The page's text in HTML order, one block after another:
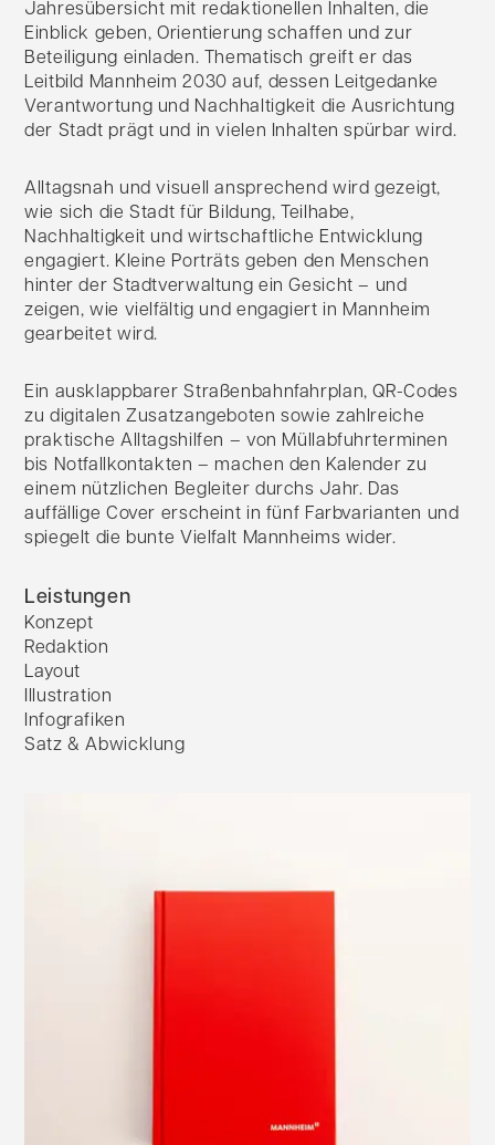
Jahresübersicht mit redaktionellen Inhalten, die
Einblick geben, Orientierung schaffen und zur
Beteiligung einladen. Thematisch greift er das
Leitbild Mannheim 2030 auf, dessen Leitgedanke
Verantwortung und Nachhaltigkeit die Ausrichtung
der Stadt prägt und in vielen Inhalten spürbar wird.
Alltagsnah und visuell ansprechend wird gezeigt,
wie sich die Stadt für Bildung, Teilhabe,
Nachhaltigkeit und wirtschaftliche Entwicklung
engagiert. Kleine Porträts geben den Menschen
hinter der Stadtverwaltung ein Gesicht – und
zeigen, wie vielfältig und engagiert in Mannheim
gearbeitet wird.
Ein ausklappbarer Straßenbahnfahrplan, QR-Codes
zu digitalen Zusatzangeboten sowie zahlreiche
praktische Alltagshilfen – von Müllabfuhrterminen
bis Notfallkontakten – machen den Kalender zu
einem nützlichen Begleiter durchs Jahr. Das
auffällige Cover erscheint in fünf Farbvarianten und
spiegelt die bunte Vielfalt Mannheims wider.
Leistungen
Konzept
Redaktion
Layout
Illustration
Infografiken
Satz & Abwicklung